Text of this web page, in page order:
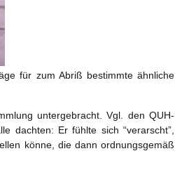
für zum Abriß bestimmte ähnliche
untergebracht. Vgl. den QUH-
dachten: Er fühlte sich “verarscht”,
könne, die dann ordnungsgemäß